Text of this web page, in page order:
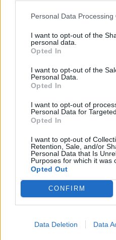
Personal Data Processing
I want to opt-out of the
personal data.
Opted In
I want to opt-out of the
Personal Data.
Opted In
I want to opt-out of
Personal Data for
Opted In
I want to opt-out of
Retention, Sale, and/or
Personal Data that Is
Purposes for which it was
Opted Out
CONFIRM
Data Deletion Data
«The Devil Wears
Prada 2»: Το sequel
που σαρώνει
παγκοσμίως και
ξεπέρασε τα 600
εκατομμύρια
δολάρια
26.05.2026